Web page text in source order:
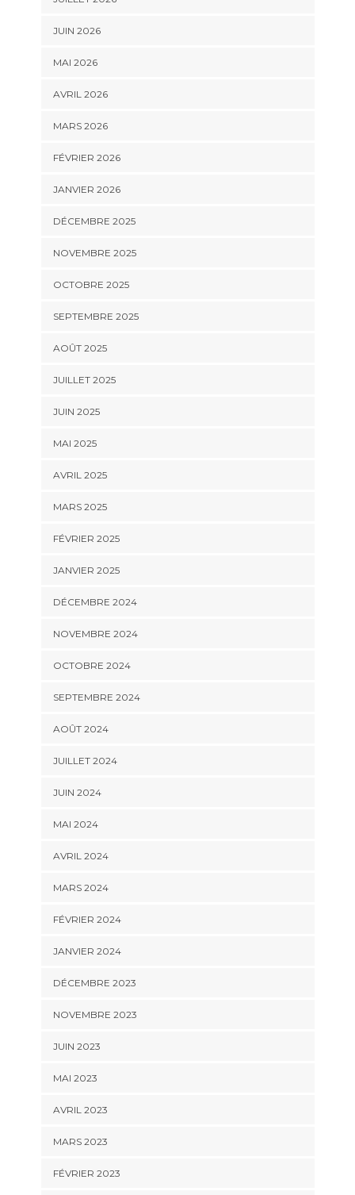
JUIN 2026
MAI 2026
AVRIL 2026
MARS 2026
FÉVRIER 2026
JANVIER 2026
DÉCEMBRE 2025
NOVEMBRE 2025
OCTOBRE 2025
SEPTEMBRE 2025
AOÛT 2025
JUILLET 2025
JUIN 2025
MAI 2025
AVRIL 2025
MARS 2025
FÉVRIER 2025
JANVIER 2025
DÉCEMBRE 2024
NOVEMBRE 2024
OCTOBRE 2024
SEPTEMBRE 2024
AOÛT 2024
JUILLET 2024
JUIN 2024
MAI 2024
AVRIL 2024
MARS 2024
FÉVRIER 2024
JANVIER 2024
DÉCEMBRE 2023
NOVEMBRE 2023
JUIN 2023
MAI 2023
AVRIL 2023
MARS 2023
FÉVRIER 2023